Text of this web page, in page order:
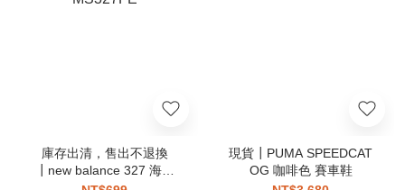
庫存出清，售出不退換
┃new balance 327 海鹽
現貨┃PUMA SPEEDCAT
OG 咖啡色 賽車鞋